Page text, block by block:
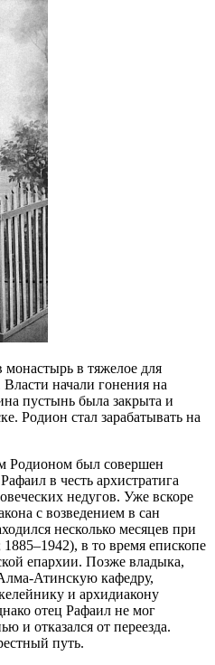
в тяжелое для
начали гонения на
пустынь была закрыта и
Родион стал зарабатывать на
Родионом был совершен
в честь архистратига
недугов. Уже вскоре
с возведением в сан
несколько месяцев при
в то время епископе
епархии. Позже владыка,
Атинскую кафедру,
и архидиакону
отец Рафаил не мог
и отказался от переезда.
путь.